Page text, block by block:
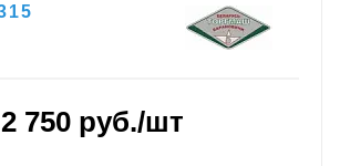
2 750руб./шт